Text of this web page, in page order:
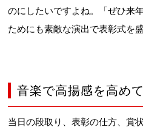
のにしたいですよね。「ぜひ来
ためにも素敵な演出で表彰式を
音楽で高揚感を高め
当日の段取り、表彰の仕方、賞